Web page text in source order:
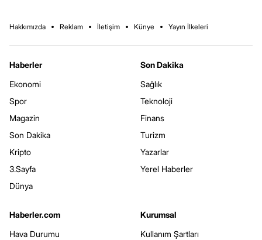
Hakkımızda Reklam İletişim Künye Yayın İlkeleri
Haberler
Ekonomi
Spor
Magazin
Son Dakika
Kripto
3.Sayfa
Dünya
Son Dakika
Sağlık
Teknoloji
Finans
Turizm
Yazarlar
Yerel Haberler
Haberler.com
Hava Durumu
Kurumsal
Kullanım Şartları